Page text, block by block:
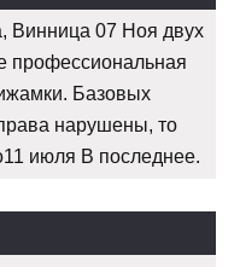
Винница 07 Ноя двух
профессиональная
Базовых
нарушены, то
июля В последнее.